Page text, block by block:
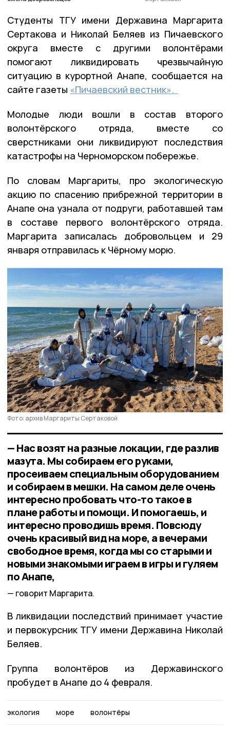
Студенты ТГУ имени Державина Маргарита
Сертакова и Николай Беляев из Пичаевского
округа вместе с другими волонтёрами
помогают ликвидировать чрезвычайную
ситуацию в курортной Анапе, сообщается на
сайте газеты «Пичаевский вестник».
Молодые люди вошли в состав второго
волонтёрского отряда, вместе со
сверстниками они ликвидируют последствия
катастрофы на Черноморском побережье.
По словам Маргариты, про экологическую
акцию по спасению прибрежной территории в
Анапе она узнала от подруги, работавшей там
в составе первого волонтёрского отряда.
Маргарита записалась добровольцем и 29
января отправилась к Чёрному морю.
Фото: архив Маргариты Сертаковой
— Нас возят на разные локации, где разлив
мазута. Мы собираем его руками,
просеиваем специальным оборудованием
и собираем в мешки. На самом деле очень
интересно пробовать что-то такое в
плане работы и помощи. И помогаешь, и
интересно проводишь время. Повсюду
очень красивый вид на море, а вечерами
свободное время, когда мы со старыми и
новыми знакомыми играем в игры и гуляем
по Анапе,
говорит Маргарита.
В ликвидации последствий принимает участие
и первокурсник ТГУ имени Державина Николай
Беляев.
Группа волонтёров из Державинского
пробудет в Анапе до 4 февраля.
экология море волонтёры